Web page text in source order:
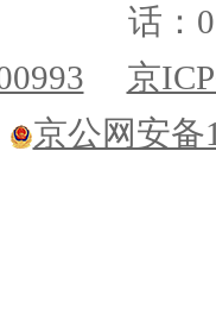
话：
京
京公网安备